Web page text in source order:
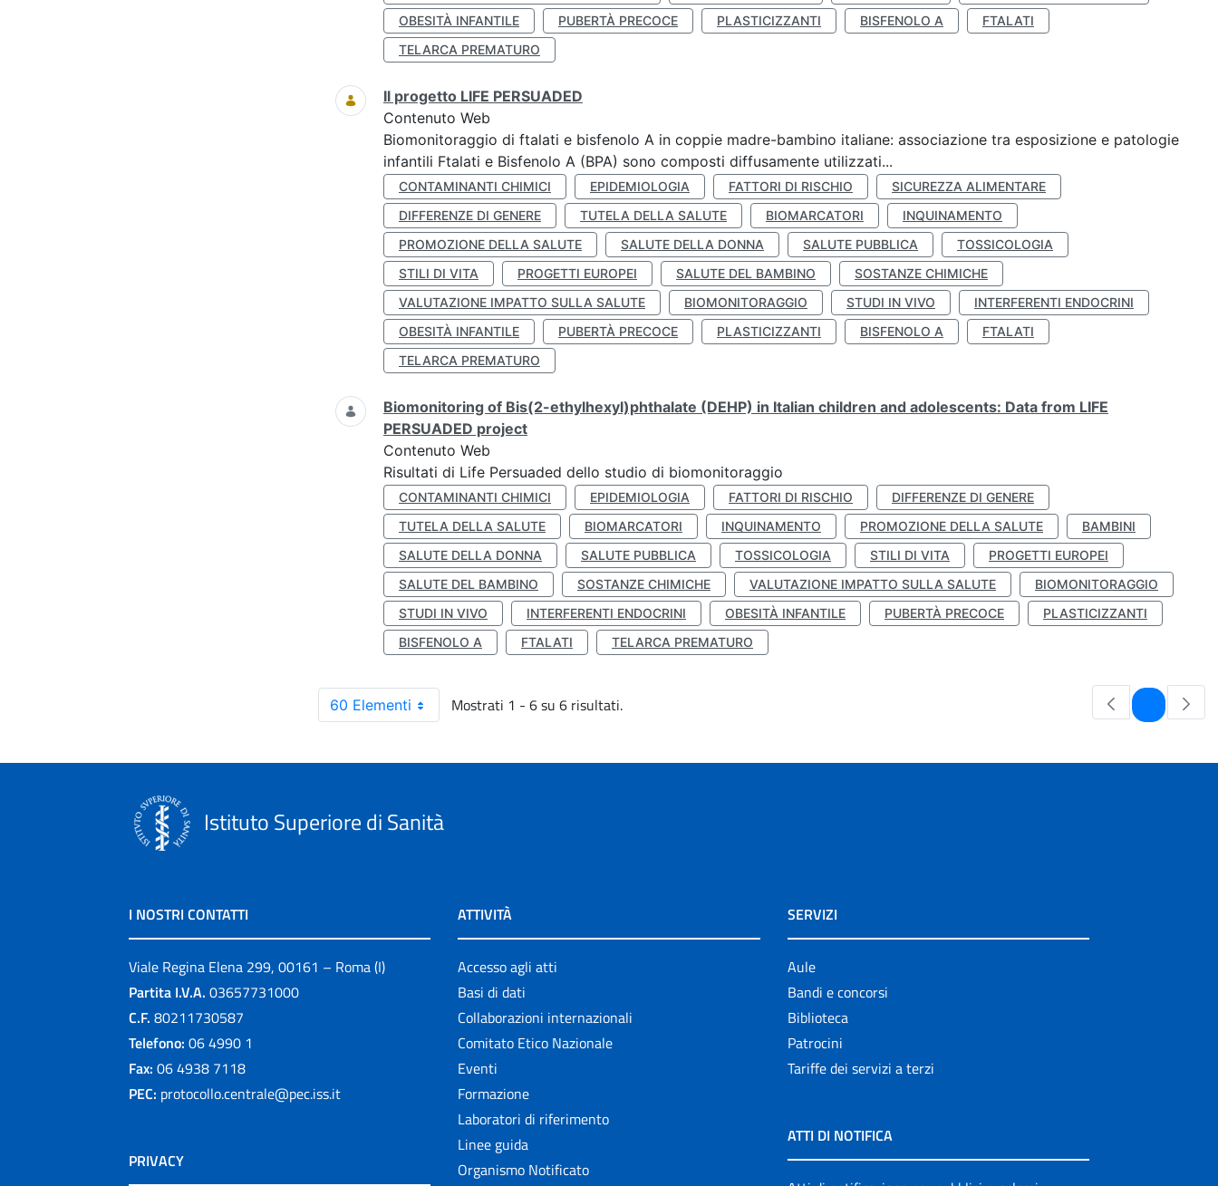
OBESITÀ INFANTILE
PUBERTÀ PRECOCE PLASTICIZZANTI BISFENOLO A
FTALATI
TELARCA PREMATURO
Il progetto LIFE PERSUADED
Contenuto Web
Biomonitoraggio di ftalati e bisfenolo A in coppie madre-bambino italiane: associazione tra esposizione e patologie
infantili Ftalati e Bisfenolo A (BPA) sono composti diffusamente utilizzati...
CONTAMINANTI CHIMICI EPIDEMIOLOGIA FATTORI DI RISCHIO
SICUREZZA ALIMENTARE
DIFFERENZE DI GENERE
TUTELA DELLA SALUTE BIOMARCATORI
INQUINAMENTO
PROMOZIONE DELLA SALUTE
SALUTE DELLA DONNA SALUTE PUBBLICA
TOSSICOLOGIA
STILI DI VITA
PROGETTI EUROPEI SALUTE DEL BAMBINO
SOSTANZE CHIMICHE
VALUTAZIONE IMPATTO SULLA SALUTE
BIOMONITORAGGIO STUDI IN VIVO
INTERFERENTI ENDOCRINI
OBESITÀ INFANTILE
PUBERTÀ PRECOCE PLASTICIZZANTI BISFENOLO A
FTALATI
TELARCA PREMATURO
Biomonitoring of Bis(2-ethylhexyl)phthalate (DEHP) in Italian children and adolescents: Data from LIFE
PERSUADED project
Contenuto Web
Risultati di Life Persuaded dello studio di biomonitoraggio
CONTAMINANTI CHIMICI EPIDEMIOLOGIA FATTORI DI RISCHIO
DIFFERENZE DI GENERE
TUTELA DELLA SALUTE
BIOMARCATORI INQUINAMENTO PROMOZIONE DELLA SALUTE
BAMBINI
SALUTE DELLA DONNA
SALUTE PUBBLICA TOSSICOLOGIA STILI DI VITA
PROGETTI EUROPEI
SALUTE DEL BAMBINO
SOSTANZE CHIMICHE VALUTAZIONE IMPATTO SULLA SALUTE
BIOMONITORAGGIO
STUDI IN VIVO
INTERFERENTI ENDOCRINI OBESITÀ INFANTILE PUBERTÀ PRECOCE
PLASTICIZZANTI
BISFENOLO A
FTALATI TELARCA PREMATURO
60 Elementi Mostrati 1 - 6 su 6 risultati. Pagina
Istituto Superiore di Sanità
I NOSTRI CONTATTI
Viale Regina Elena 299, 00161 – Roma (I)
Partita I.V.A. 03657731000
C.F. 80211730587
Telefono: 06 4990 1
Fax: 06 4938 7118
PEC: protocollo.centrale@pec.iss.it
PRIVACY
ATTIVITÀ
Accesso agli atti
Basi di dati
Collaborazioni internazionali
Comitato Etico Nazionale
Eventi
Formazione
Laboratori di riferimento
Linee guida
Organismo Notificato
SERVIZI
Aule
Bandi e concorsi
Biblioteca
Patrocini
Tariffe dei servizi a terzi
ATTI DI NOTIFICA